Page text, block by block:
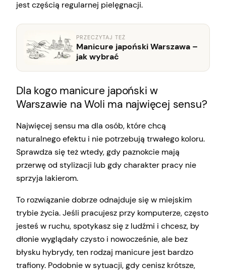
jest częścią regularnej pielęgnacji.
PRZECZYTAJ TEŻ
Manicure japoński Warszawa –
jak wybrać
Dla kogo manicure japoński w
Warszawie na Woli ma najwięcej sensu?
Najwięcej sensu ma dla osób, które chcą
naturalnego efektu i nie potrzebują trwałego koloru.
Sprawdza się też wtedy, gdy paznokcie mają
przerwę od stylizacji lub gdy charakter pracy nie
sprzyja lakierom.
To rozwiązanie dobrze odnajduje się w miejskim
trybie życia. Jeśli pracujesz przy komputerze, często
jesteś w ruchu, spotykasz się z ludźmi i chcesz, by
dłonie wyglądały czysto i nowocześnie, ale bez
błysku hybrydy, ten rodzaj manicure jest bardzo
trafiony. Podobnie w sytuacji, gdy cenisz krótsze,